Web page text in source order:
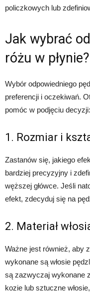
policzkowych lub
Jak wybrać
różu w płynie?
Wybór odpowiedniego
preferencji i oczekiwań.
pomóc w podjęciu decyzji:
1. Rozmiar i
Zastanów się, jakiego
bardziej precyzyjny i
węższej główce. Jeśli
efekt, zdecyduj się na
2. Materiał
Ważne jest również, aby
wykonane są włosie
są zazwyczaj wykonane
kozie lub sztuczne